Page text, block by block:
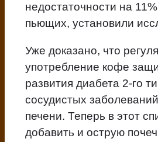
недостаточности на
пьющих, установили
Уже доказано, что
употребление кофе
развития диабета 2-го
сосудистых
печени. Теперь в этот
добавить и острую